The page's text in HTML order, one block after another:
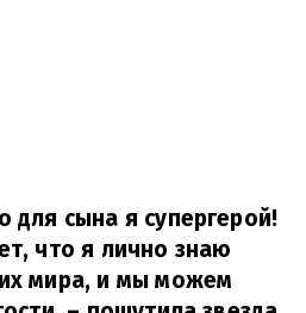
для сына я супергерой!
что я лично знаю
мира, и мы можем